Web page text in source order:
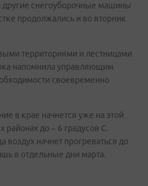
другие снегоуборочные машины
продолжались и во вторник
территориями и лестницами
напомнила управляющим
своевременно
в крае начнется уже на этой
до – 6 градусов C.
начнет прогреваться до
в отдельные дни марта.